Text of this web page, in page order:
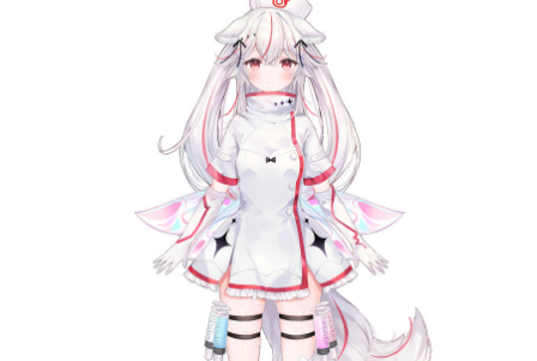
muevoクラウドファンディング
muevoコミュニティ
ぶいクラ！by muevo
ぶいコミュ！by muevo